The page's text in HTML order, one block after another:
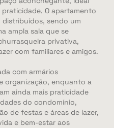
O apartamento
sendo um
ampla sala que se
privativa,
com familiares e amigos.
com armários
organização, enquanto a
ainda mais praticidade
do condomínio,
de festas e áreas de lazer,
e bem-estar aos